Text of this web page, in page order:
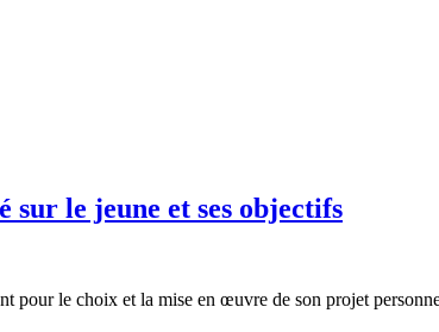
le jeune et ses objectifs
pour le choix et la mise en œuvre de son projet